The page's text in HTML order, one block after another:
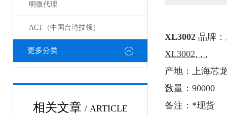
明微代理
ACT（中国台湾技领）
更多分类
相关文章 / ARTICLE
XL3002 品牌
XL3002, , ,
产地：上海芯
数量： 90000
备注：*现货